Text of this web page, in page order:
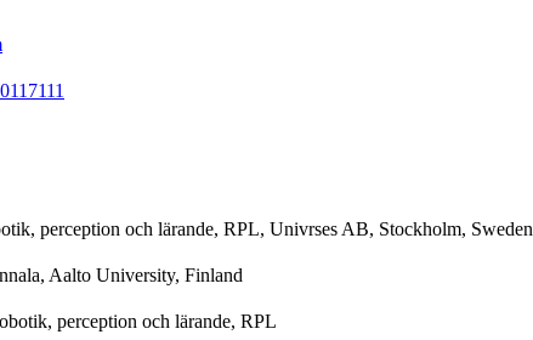
perception och lärande, RPL, Univrses AB, Stockholm, Sweden
Aalto University, Finland
perception och lärande, RPL